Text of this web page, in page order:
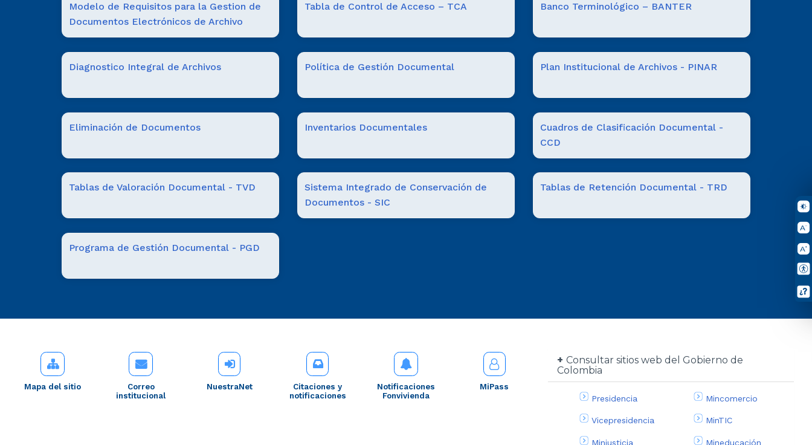
Modelo de Requisitos para la Gestion de
Documentos Electrónicos de Archivo
Tabla de Control de Acceso – TCA Banco Terminológico – BANTER
Diagnostico Integral de Archivos Política de Gestión Documental Plan Institucional de Archivos - PINAR
Eliminación de Documentos Inventarios Documentales
Cuadros de Clasificación Documental -
CCD
Tablas de Valoración Documental - TVD
Sistema Integrado de Conservación de
Documentos - SIC
Tablas de Retención Documental - TRD
Programa de Gestión Documental - PGD
Mapa del sitio
Correo
institucional
NuestraNet
Citaciones y
notificaciones
Notificaciones
Fonvivienda
MiPass
Consultar sitios web del Gobierno de
Colombia
Presidencia
Vicepresidencia
Minjusticia
Mincomercio
MinTIC
Mineducación